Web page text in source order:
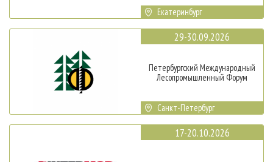
Екатеринбург
29-30.09.2026
Петербургский Международный
Лесопромышленный Форум
Санкт-Петербург
17-20.10.2026